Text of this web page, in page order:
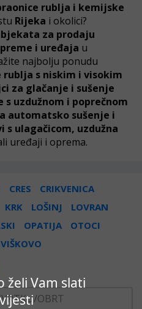
želi Vam slati
rublja i kemijske
Rijeka i okolici?
za prodaju
i uređaja u
najbolju ponudu
rublja s niskim i visokim
za glačanje i sušenje
uzdužnom i poprečnom
automatsko sušenje i
s ulagačicom, uzdužna
uređaji i oprema.
CRES
CRIKVENICA
KRK LOŠINJ
LOVRAN
OPATIJA
OTOCI
VIŠKOVO
OBRT